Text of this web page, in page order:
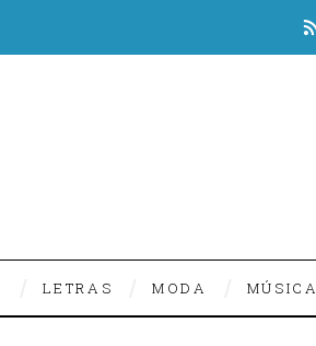
LETRAS MODA MÚSICA